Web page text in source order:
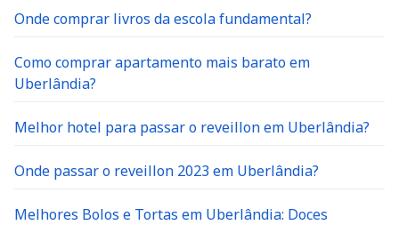
Onde comprar livros da escola fundamental?
Como comprar apartamento mais barato em
Uberlândia?
Melhor hotel para passar o reveillon em Uberlândia?
Onde passar o reveillon 2023 em Uberlândia?
Melhores Bolos e Tortas em Uberlândia: Doces